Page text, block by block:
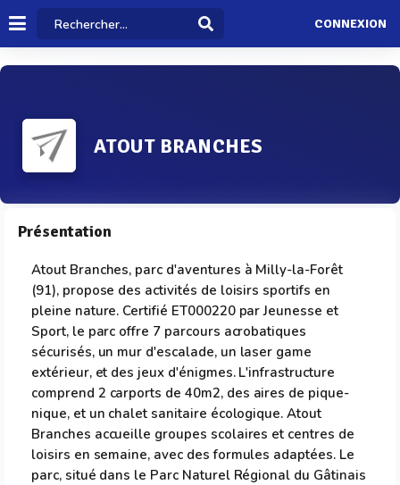
CONNEXION
ATOUT BRANCHES
Présentation
Atout Branches, parc d'aventures à Milly-la-Forêt
(91), propose des activités de loisirs sportifs en
pleine nature. Certifié ET000220 par Jeunesse et
Sport, le parc offre 7 parcours acrobatiques
sécurisés, un mur d'escalade, un laser game
extérieur, et des jeux d'énigmes. L'infrastructure
comprend 2 carports de 40m2, des aires de pique-
nique, et un chalet sanitaire écologique. Atout
Branches accueille groupes scolaires et centres de
loisirs en semaine, avec des formules adaptées. Le
parc, situé dans le Parc Naturel Régional du Gâtinais